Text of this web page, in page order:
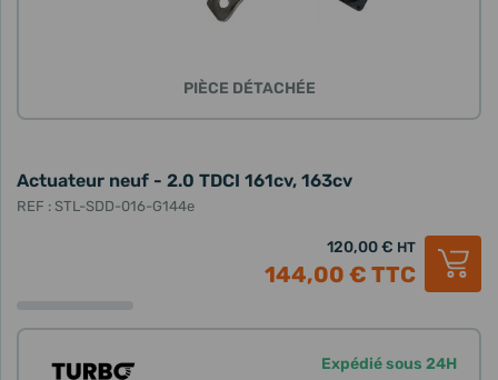
PIÈCE DÉTACHÉE
Actuateur neuf - 2.0 TDCI 161cv, 163cv
REF : STL-SDD-016-G144e
120,00 € HT
144,00 € TTC
Expédié sous 24H